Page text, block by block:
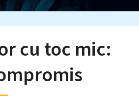
cu toc mic: